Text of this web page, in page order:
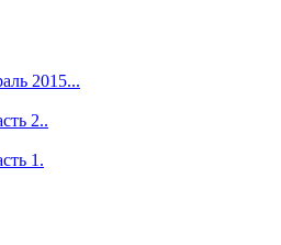
2015...
2..
1.